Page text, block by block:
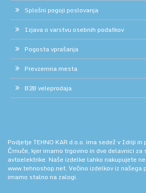
Splošni pogoji poslovanja
Izjava o varstvu osebnih podatkov
Pogosta vprašanja
Prevzemna mesta
B2B veleprodaja
Podjetje TEHNO KAR d.o.o. ima sedež v Idriji
Črnuče, kjer imamo trgovino in dve delavnici
avtoelektrike. Naše izdelke lahko nakupujete
www.tehnoshop.net. Večino izdelkov iz našega
imamo stalno na zalogi.